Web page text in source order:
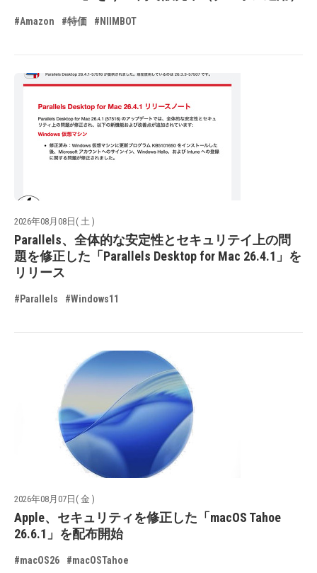
#Amazon #特価 #NIIMBOT
2026年08月08日( 土 )
Parallels、全体的な安定性とセキュリテイ上の問
題を修正した「Parallels Desktop for Mac 26.4.1」を
リリース
#Parallels #Windows11
2026年08月07日( 金 )
Apple、セキュリティを修正した「macOS Tahoe
26.6.1」を配布開始
#macOS26 #macOSTahoe